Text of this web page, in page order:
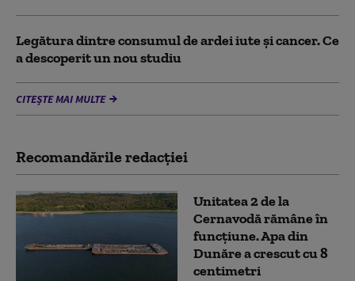
Legătura dintre consumul de ardei iute și cancer. Ce
a descoperit un nou studiu
CITEȘTE MAI MULTE
Recomandările redacţiei
Unitatea 2 de la
Cernavodă rămâne în
funcțiune. Apa din
Dunăre a crescut cu 8
centimetri